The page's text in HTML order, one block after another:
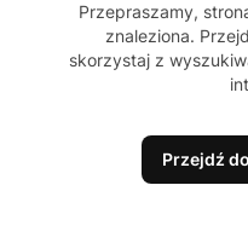
Przepraszamy,
znaleziona.
skorzystaj z
Przejdź